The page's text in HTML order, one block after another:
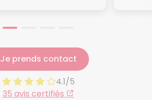
Je prends contact
4.1/5
35 avis certifiés